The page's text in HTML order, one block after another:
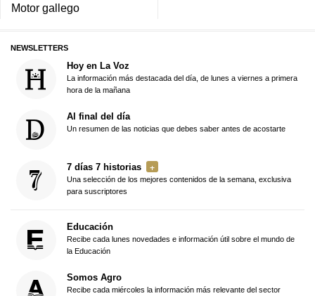
Motor gallego
NEWSLETTERS
Hoy en La Voz
La información más destacada del día, de lunes a viernes a primera
hora de la mañana
Al final del día
Un resumen de las noticias que debes saber antes de acostarte
7 días 7 historias
Una selección de los mejores contenidos de la semana, exclusiva
para suscriptores
Educación
Recibe cada lunes novedades e información útil sobre el mundo de
la Educación
Somos Agro
Recibe cada miércoles la información más relevante del sector